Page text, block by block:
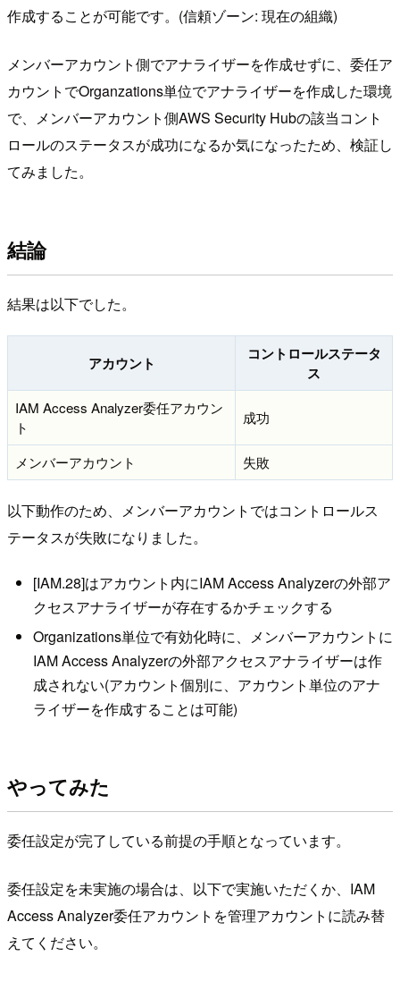
作成することが可能です。(信頼ゾーン: 現在の組織)
メンバーアカウント側でアナライザーを作成せずに、委任ア
カウントでOrganzations単位でアナライザーを作成した環境
で、メンバーアカウント側AWS Security Hubの該当コント
ロールのステータスが成功になるか気になったため、検証し
てみました。
結論
結果は以下でした。
アカウント
コントロールステータ
ス
IAM Access Analyzer委任アカウン
ト
成功
メンバーアカウント 失敗
以下動作のため、メンバーアカウントではコントロールス
テータスが失敗になりました。
[IAM.28]はアカウント内にIAM Access Analyzerの外部ア
クセスアナライザーが存在するかチェックする
Organizations単位で有効化時に、メンバーアカウントに
IAM Access Analyzerの外部アクセスアナライザーは作
成されない(アカウント個別に、アカウント単位のアナ
ライザーを作成することは可能)
やってみた
委任設定が完了している前提の手順となっています。
委任設定を未実施の場合は、以下で実施いただくか、IAM
Access Analyzer委任アカウントを管理アカウントに読み替
えてください。